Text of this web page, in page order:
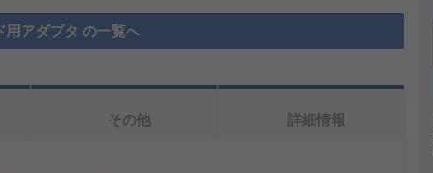
用アダプタ の一覧へ
その他 詳細情報